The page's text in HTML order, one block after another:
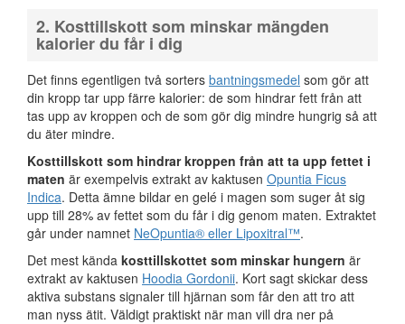
2. Kosttillskott som minskar mängden
kalorier du får i dig
Det finns egentligen två sorters bantningsmedel som gör att
din kropp tar upp färre kalorier: de som hindrar fett från att
tas upp av kroppen och de som gör dig mindre hungrig så att
du äter mindre.
Kosttillskott som hindrar kroppen från att ta upp fettet i
maten är exempelvis extrakt av kaktusen Opuntia Ficus
Indica. Detta ämne bildar en gelé i magen som suger åt sig
upp till 28% av fettet som du får i dig genom maten. Extraktet
går under namnet NeOpuntia® eller Lipoxitral™.
Det mest kända kosttillskottet som minskar hungern är
extrakt av kaktusen Hoodia Gordonii. Kort sagt skickar dess
aktiva substans signaler till hjärnan som får den att tro att
man nyss ätit. Väldigt praktiskt när man vill dra ner på